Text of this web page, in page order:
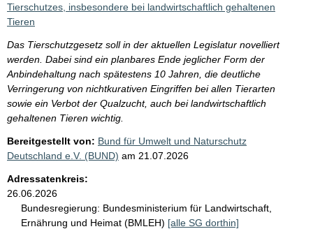
Tierschutzes, insbesondere bei landwirtschaftlich gehaltenen
Tieren
Das Tierschutzgesetz soll in der aktuellen Legislatur novelliert
werden. Dabei sind ein planbares Ende jeglicher Form der
Anbindehaltung nach spätestens 10 Jahren, die deutliche
Verringerung von nichtkurativen Eingriffen bei allen Tierarten
sowie ein Verbot der Qualzucht, auch bei landwirtschaftlich
gehaltenen Tieren wichtig.
Bereitgestellt von: Bund für Umwelt und Naturschutz
Deutschland e.V. (BUND) am 21.07.2026
Adressatenkreis:
26.06.2026
Bundesregierung: Bundesministerium für Landwirtschaft,
Ernährung und Heimat (BMLEH) [alle SG dorthin]